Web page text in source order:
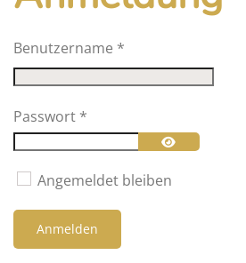
Benutzername *
Passwort *
Passwort
Angemeldet bleiben
Anmelden